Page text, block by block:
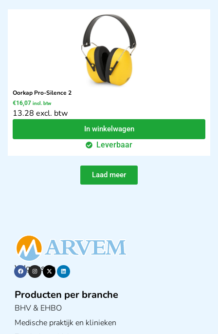
Oorkap Pro-Silence 2
€16,07 incl. btw
13.28 excl. btw
In winkelwagen
Leverbaar
Laad meer
Volg ons op
Producten per branche
BHV & EHBO
Medische praktijk en klinieken